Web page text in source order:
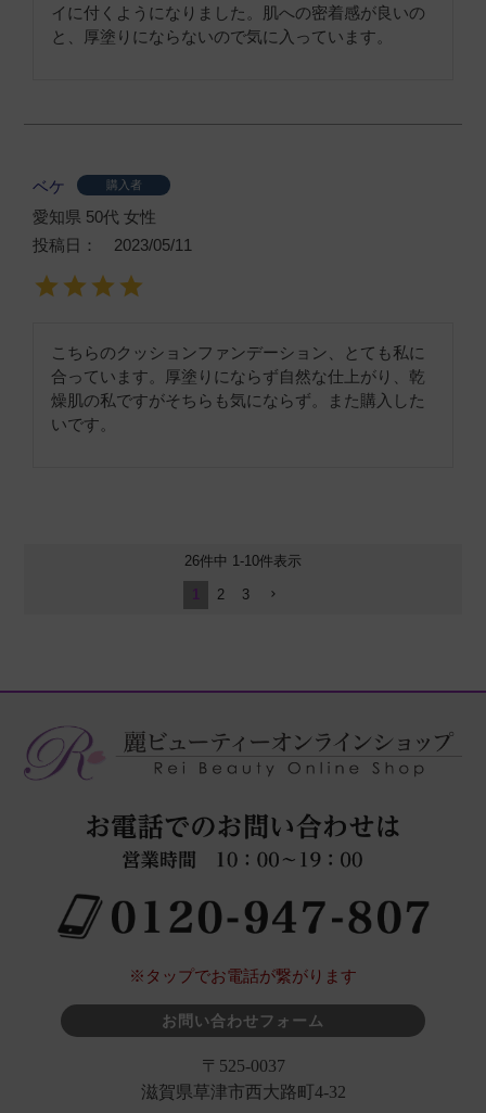
イに付くようになりました。肌への密着感が良いの
と、厚塗りにならないので気に入っています。
ベケ 購入者
愛知県 50代 女性
投稿日
2023/05/11
こちらのクッションファンデーション、とても私に
合っています。厚塗りにならず自然な仕上がり、乾
燥肌の私ですがそちらも気にならず。また購入した
いです。
26件中 1-10件表示
1 2 3
※タップでお電話が繋がります
お問い合わせフォーム
〒525-0037
滋賀県草津市西大路町4-32